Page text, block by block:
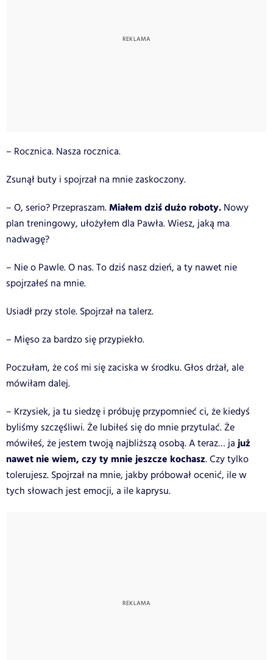
– Rocznica. Nasza rocznica.
Zsunął buty i spojrzał na mnie zaskoczony.
– O, serio? Przepraszam.Miałem dziś dużo roboty. Nowy
plan treningowy, ułożyłem dla Pawła. Wiesz, jaką ma
nadwagę?
– Nie o Pawle. O nas. To dziś nasz dzień, a ty nawet nie
spojrzałeś na mnie.
Usiadł przy stole. Spojrzał na talerz.
– Mięso za bardzo się przypiekło.
Poczułam, że coś mi się zaciska w środku. Głos drżał, ale
mówiłam dalej.
– Krzysiek, ja tu siedzę i próbuję przypomnieć ci, że kiedyś
byliśmy szczęśliwi. Że lubiłeś się do mnie przytulać. Że
mówiłeś, że jestem twoją najbliższą osobą. A teraz… jajuż
nawet nie wiem, czy ty mnie jeszcze kochasz. Czy tylko
tolerujesz. Spojrzał na mnie, jakby próbował ocenić, ile w
tych słowach jest emocji, a ile kaprysu.